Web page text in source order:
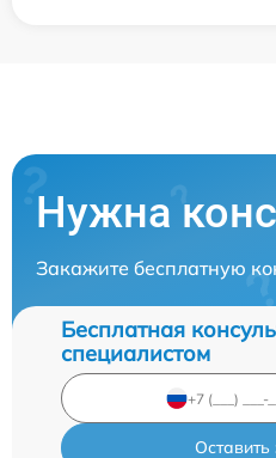
Нужна
Закажите бесплатную
Бесплатная
специалистом
Оставить